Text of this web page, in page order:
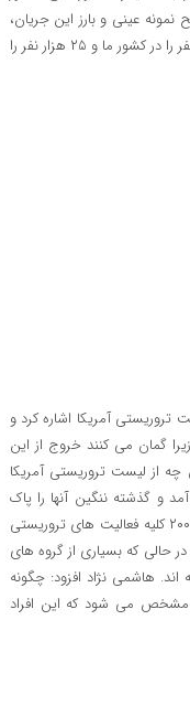
عینی و بارز این جریان،
به سازمان تروریستی مجاهدین اشاره کرد و گفت: این گروه منحط و تروریستی، ۱۲ هزار نفر را در کشور ما و ۲۵ هزار نفر را
تروریستی آمریکا اشاره کرد و
گمان می کنند خروج از این
از لیست تروریستی آمریکا
و گذشته ننگین آنها را پاک
نخواهد کرد. وی ادامه داد: سران این سازمان در تبلیغات خود اعلام می کنند که از سال ۲۰۰۱ کلیه فعالیت های تروریستی
حالی که بسیاری از گروه های
گرفته اند. هاشمی نژاد افزود: چگونه
مشخص می شود که این افراد